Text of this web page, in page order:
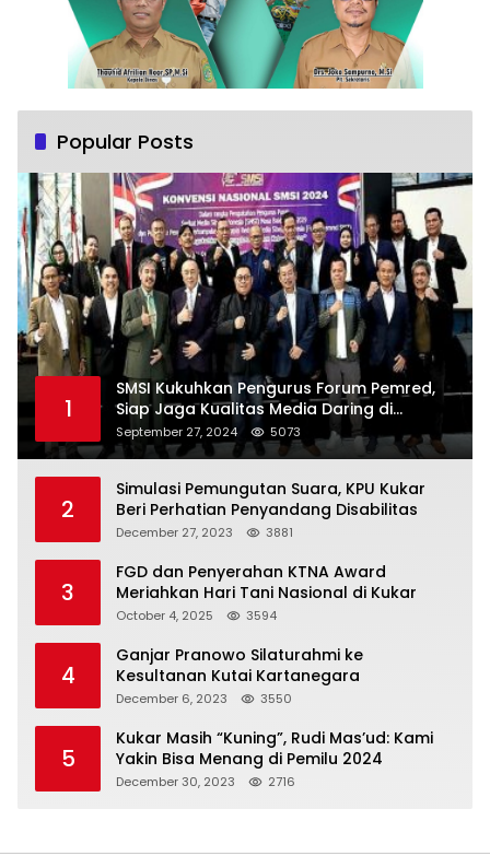
Popular Posts
1
SMSI Kukuhkan Pengurus Forum Pemred,
Siap Jaga Kualitas Media Daring di
Indonesia
September 27, 2024 5073
2
Simulasi Pemungutan Suara, KPU Kukar
Beri Perhatian Penyandang Disabilitas
December 27, 2023 3881
3
FGD dan Penyerahan KTNA Award
Meriahkan Hari Tani Nasional di Kukar
October 4, 2025 3594
4
Ganjar Pranowo Silaturahmi ke
Kesultanan Kutai Kartanegara
December 6, 2023 3550
5
Kukar Masih “Kuning”, Rudi Mas’ud: Kami
Yakin Bisa Menang di Pemilu 2024
December 30, 2023 2716